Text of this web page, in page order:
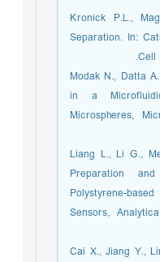
4. Kronick P.L.,
Separation. In:
5. Modak N.,
in a
Microspheres,
6. Liang L., Li G.,
Preparation
Polystyrene-
Sensors,
7. Cai X., Jiang